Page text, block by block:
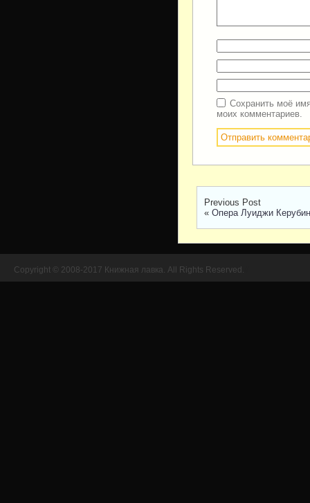
Сохранить моё
моих комментариев.
Previous Post
« Опера Луиджи
Copyright © 2008-2017 Книжная лавка. All Rights Reserved.